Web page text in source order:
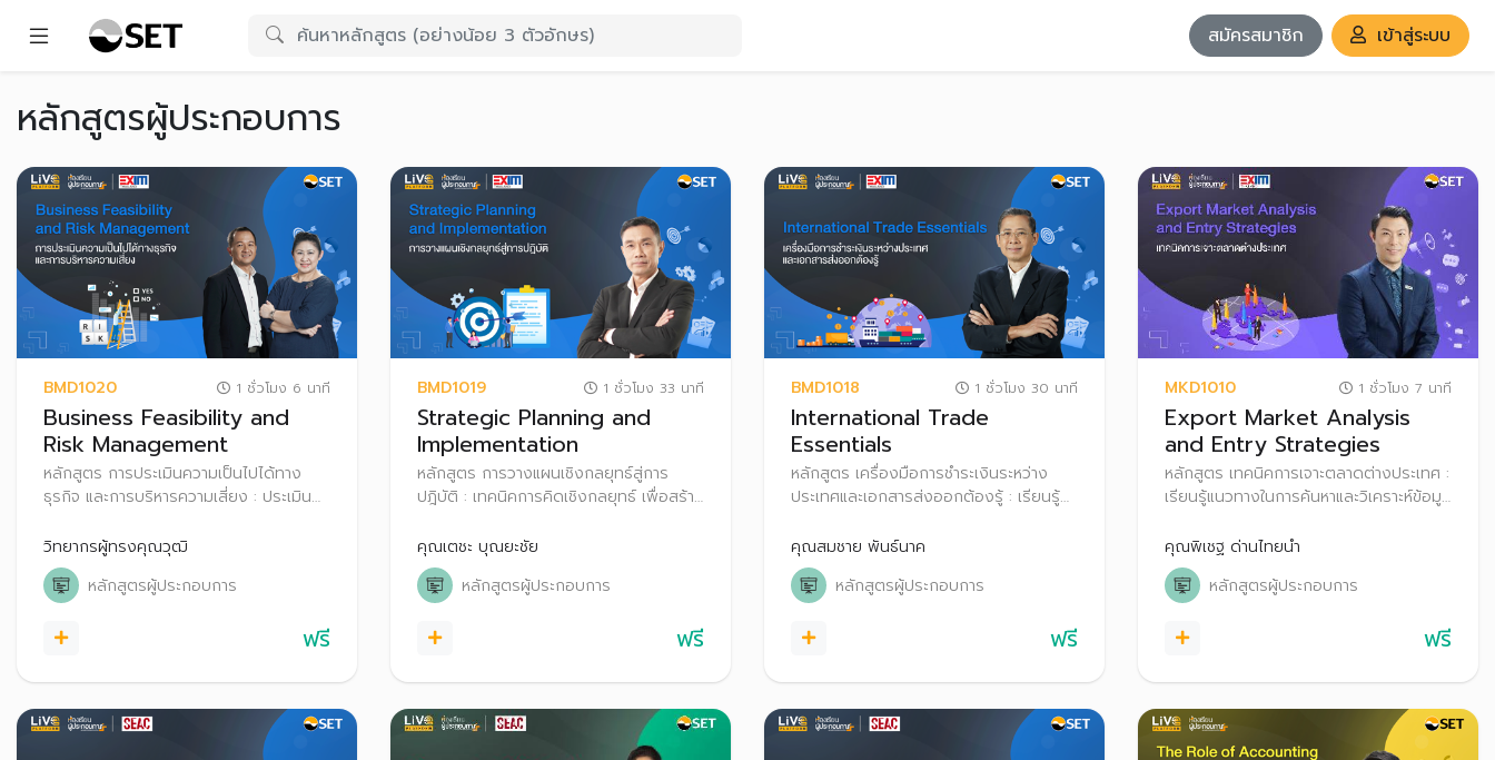
สมัครสมาชิก เข้าสู่ระบบ
หลักสูตรผู้ประกอบการ
BMD1020 1 ชั่วโมง 6 นาที
Business Feasibility and
Risk Management
หลักสูตร การประเมินความเป็นไปได้ทาง
ธุรกิจ และการบริหารความเสี่ยง : ประเมิน
ท้าทายด้วยเทคนิคการจัดการความเสี่ยง
และเครื่องมือบริหารความเสี่ยง
วิทยากรผู้ทรงคุณวุฒิ
หลักสูตรผู้ประกอบการ
ฟรี
BMD1019 1 ชั่วโมง 33 นาที
Strategic Planning and
Implementation
หลักสูตร การวางแผนเชิงกลยุทธ์สู่การ
ปฎิบัติ : เทคนิคการคิดเชิงกลยุทธ์ เพื่อสร้าง
และวัดผลเพื่อต่อยอดอย่างยั่งยืน
คุณเตชะ บุณยะชัย
หลักสูตรผู้ประกอบการ
ฟรี
BMD1018 1 ชั่วโมง 30 นาที
International Trade
Essentials
หลักสูตร เครื่องมือการชำระเงินระหว่าง
ประเทศและเอกสารส่งออกต้องรู้ : เรียนรู้
ประเทศ และข้อควรรู้เรื่องเอกสารส่งออก
ช่วยผู้ขายปิดความเสี่ยงอย่างมั่นใจไม่มี
พลาด
คุณสมชาย พันธ์นาค
หลักสูตรผู้ประกอบการ
ฟรี
MKD1010 1 ชั่วโมง 7 นาที
Export Market Analysis
and Entry Strategies
หลักสูตร เทคนิคการเจาะตลาดต่างประเทศ :
เรียนรู้แนวทางในการค้นหาและวิเคราะห์ข้อมูล
คุณพิเชฐ ด่านไทยนำ
หลักสูตรผู้ประกอบการ
ฟรี